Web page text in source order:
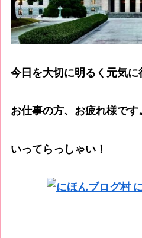
今日を大切に明るく元気に
お仕事の方、お疲れ様です
いってらっしゃい！